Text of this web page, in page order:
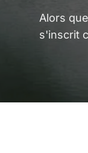
Alors
s'inscrit